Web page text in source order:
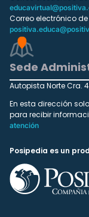
Correo electrónico
Sede
Autopista Norte Cra.
En esta dirección
para recibir
atención
Posipedia es un